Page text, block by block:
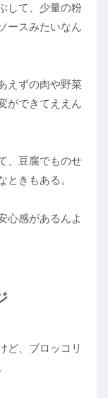
して、少量の粉
ースみたいなん
えずの肉や野菜
ができてええん
、豆腐でものせ
ときもある。
心感があるんよ
ど、ブロッコリ